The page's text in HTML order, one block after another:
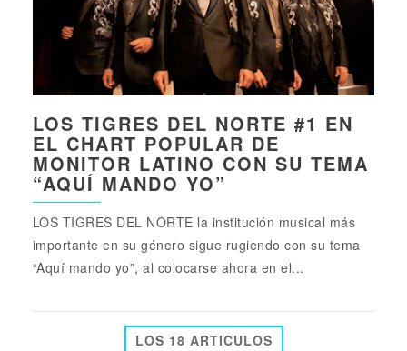
LOS TIGRES DEL NORTE #1 EN
EL CHART POPULAR DE
MONITOR LATINO CON SU TEMA
“AQUÍ MANDO YO”
LOS TIGRES DEL NORTE la institución musical más
importante en su género sigue rugiendo con su tema
“Aquí mando yo”, al colocarse ahora en el...
LOS 18 ARTICULOS